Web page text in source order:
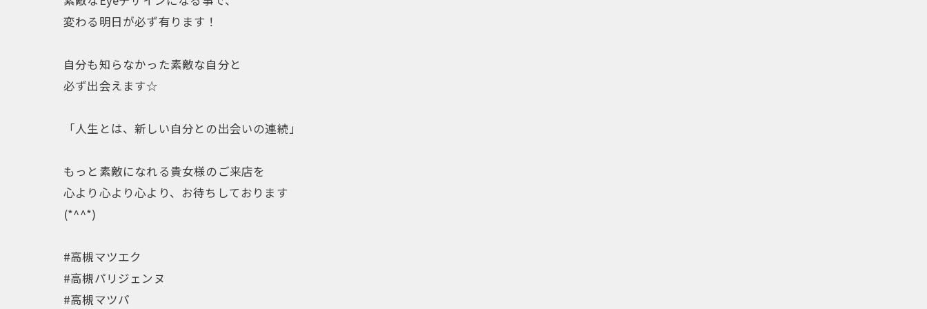
変わる明日が必ず有ります！
自分も知らなかった素敵な自分と
必ず出会えます☆
「人生とは、新しい自分との出会いの連続」
もっと素敵になれる貴女様のご来店を
心より心より心より、お待ちしております
(*^^*)
#高槻マツエク
#高槻パリジェンヌ
#高槻マツパ